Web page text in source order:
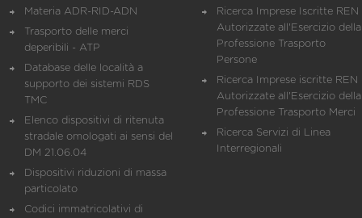
Materia ADR-RID-ADN
Trasporto delle merci
deperibili - ATP
Database delle località a
supporto dei sistemi RDS
TMC
Elenco dispositivi di ritenuta
stradale omologati ai sensi del
DM 21.06.04
Dispositivi riduzioni di massa
particolato
Codici immatricolativi di
Ricerca Imprese Iscritte REN
Autorizzate all'Esercizio della
Professione Trasporto
Persone
Ricerca Imprese iscritte REN
Autorizzate all'Esercizio della
Professione Trasporto Merci
Ricerca Servizi di Linea
Interregionali